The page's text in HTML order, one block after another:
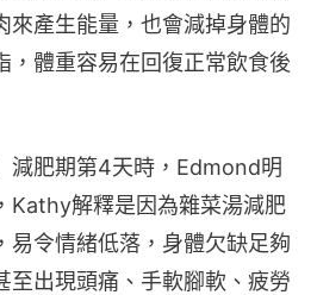
來產生能量，也會減掉身體的
，體重容易在回復正常飲食後
減肥期第4天時，Edmond明
Kathy解釋是因為雜菜湯減肥
易令情緒低落，身體欠缺足夠
至出現頭痛、手軟腳軟、疲勞